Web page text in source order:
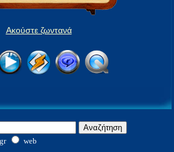
Ακούστε ζωντανά
web